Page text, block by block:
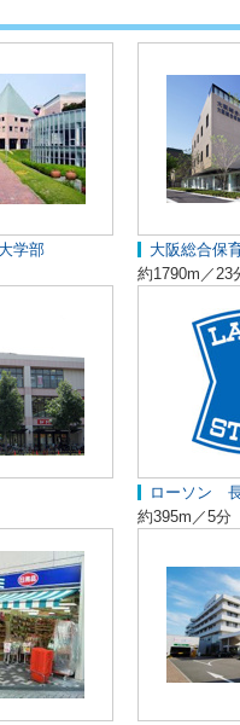
学部
大阪総合保
約1790m／23
ローソン
約395m／5分